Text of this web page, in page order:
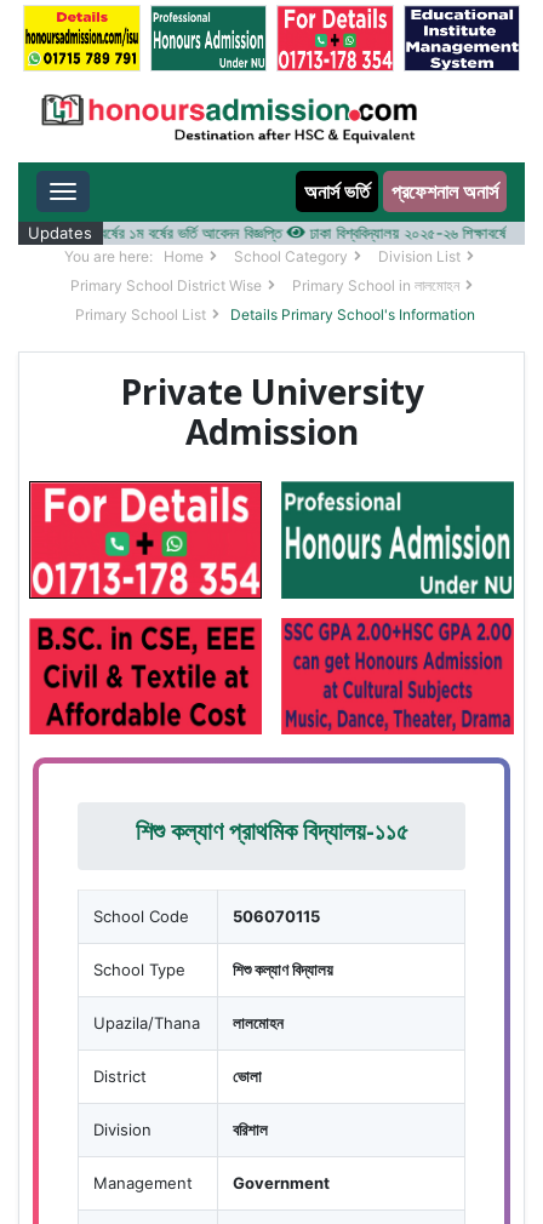
Toggle navigation অনার্স ভর্তি প্রফেশনাল অনার্স
Updates
২৬ শিক্ষাবর্ষের ১ম বর্ষের ভর্তি আবেদন বিজ্ঞপ্তি ঢাকা বিশ্ববিদ্যালয় ২০২৫-২৬ শিক্ষাবর্ষে
You are here: Home School Category
Division List
Primary School District Wise
Primary School in লালমোহন
Primary School List
Details Primary School's Information
Private University
Admission
শিশু কল্যাণ প্রাথমিক বিদ্যালয়-১১৫
School Code 506070115
School Type শিশু কল্যাণ বিদ্যালয়
Upazila/Thana লালমোহন
District ভোলা
Division বরিশাল
Management Government